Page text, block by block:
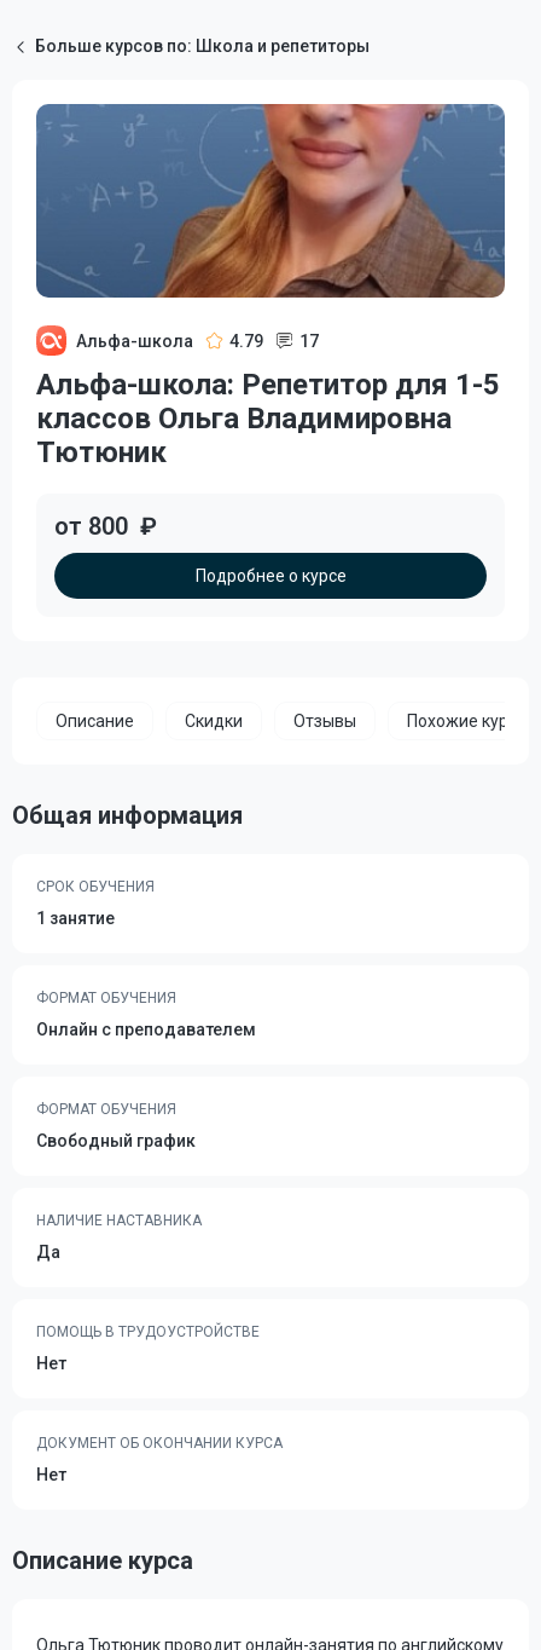
Больше курсов по: Школа и репетиторы
Альфа-школа 4.79 17
Альфа-школа: Репетитор для 1-5
классов Ольга Владимировна
Тютюник
от 800 ₽
Подробнее о курсе
Описание Скидки Отзывы Похожие курсы
Общая информация
СРОК ОБУЧЕНИЯ
1 занятие
ФОРМАТ ОБУЧЕНИЯ
Онлайн с преподавателем
ФОРМАТ ОБУЧЕНИЯ
Свободный график
НАЛИЧИЕ НАСТАВНИКА
Да
ПОМОЩЬ В ТРУДОУСТРОЙСТВЕ
Нет
ДОКУМЕНТ ОБ ОКОНЧАНИИ КУРСА
Нет
Описание курса
Ольга Тютюник проводит онлайн-занятия по английскому